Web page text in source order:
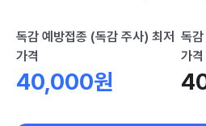
독감 예방접종 (독감 주사) 최저
가격
40,000원
독
가격